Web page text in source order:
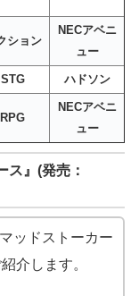
ション
NECアベニ
ュー
STG ハドソン
RPG
NECアベニ
ュー
ス』(発売：
ッドストーカー
介します。